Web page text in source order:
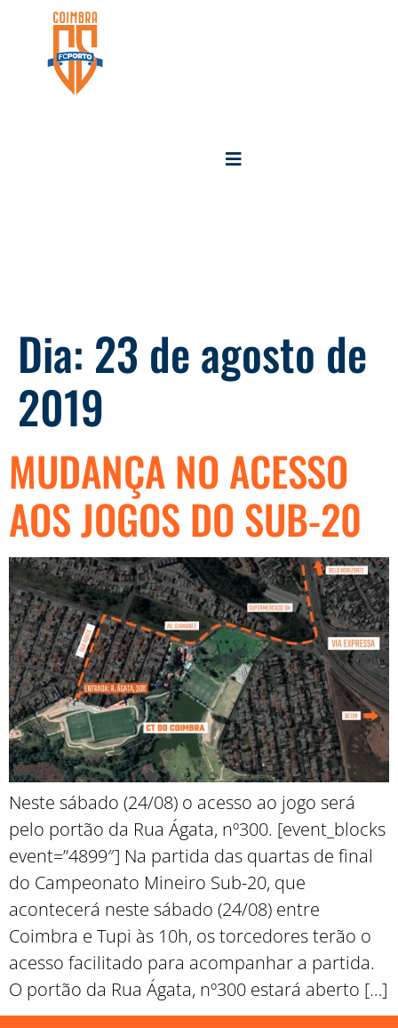
Dia: 23 de agosto de
2019
MUDANÇA NO ACESSO
AOS JOGOS DO SUB-20
Neste sábado (24/08) o acesso ao jogo será
pelo portão da Rua Ágata, nº300. [event_blocks
event=”4899″] Na partida das quartas de final
do Campeonato Mineiro Sub-20, que
acontecerá neste sábado (24/08) entre
Coimbra e Tupi às 10h, os torcedores terão o
acesso facilitado para acompanhar a partida.
O portão da Rua Ágata, nº300 estará aberto […]